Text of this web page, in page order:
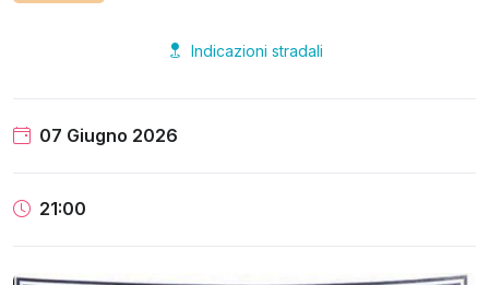
Indicazioni stradali
07 Giugno 2026
21:00